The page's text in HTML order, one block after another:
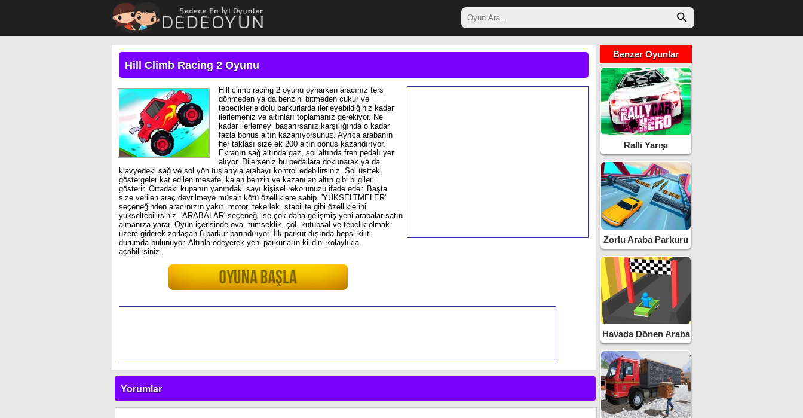
Hill Climb Racing 2 Oyunu
Hill climb racing 2 oyunu oynarken aracınız ters
dönmeden ya da benzini bitmeden çukur ve
tepeciklerle dolu parkurlarda ilerleyebildiğiniz kadar
ilerlemeniz ve altınları toplamanız gerekiyor. Ne
kadar ilerlemeyi başarırsanız karşılığında o kadar
fazla bonus altın kazanıyorsunuz. Ayrıca arabanın
her taklası size ek 200 altın bonus kazandırıyor.
Ekranın sağ altında gaz, sol altında fren pedalı yer
alıyor. Dilerseniz bu pedallara dokunarak ya da
klavyedeki sağ ve sol yön tuşlarıyla arabayı kontrol edebilirsiniz. Sol üstteki
göstergeler kat edilen mesafe, kalan benzin ve kazanılan altın gibi bilgileri
gösterir. Ortadaki kupanın yanındaki sayı kişisel rekorunuzu ifade eder. Başta
size verilen araç devrilmeye müsait kötü özelliklere sahip. 'YÜKSELTMELER'
seçeneğinden aracınızın yakıt, motor, tekerlek, stabilite gibi özelliklerini
yükseltebilirsiniz. 'ARABALAR' seçeneği ise çok daha gelişmiş yeni arabalar satın
almanıza yarar. Oyun içerisinde ova, tümseklik, çöl, kutupsal ve tepelik olmak
üzere giderek zorlaşan 6 parkur barındırıyor. İlk parkur dışında hepsi kilitli
durumda bulunuyor. Altınla ödeyerek yeni parkurların kilidini kolaylıkla
açabilirsiniz.
Benzer Oyunlar
Ralli Yarışı
Zorlu Araba Parkuru
Havada Dönen Araba
Yorumlar